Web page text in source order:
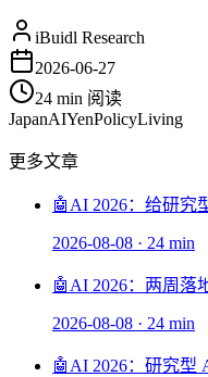
iBuidl Research
2026-06-27
24 min 阅读
JapanAIYenPolicyLiving
更多文章
🤖 AI 2026：给研究
2026-08-08 · 24 min
🤖 AI 2026：两周落
2026-08-08 · 24 min
🤖 AI 2026：研究型